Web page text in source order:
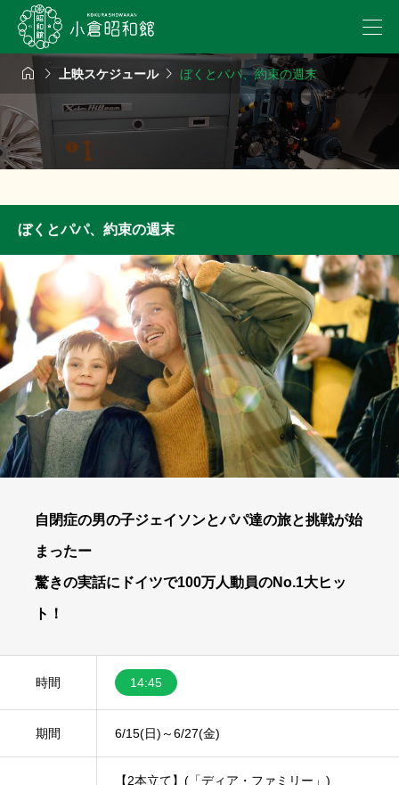
  上映スケジュール ぼくとパパ、約束の週末
ぼくとパパ、約束の週末
自閉症の男の子ジェイソンとパパ達の旅と挑戦が始
まったー
驚きの実話にドイツで100万人動員のNo.1大ヒッ
ト！
時間 14:45
期間 6/15(日)～6/27(金)
【2本立て】(「ディア・ファミリー」)